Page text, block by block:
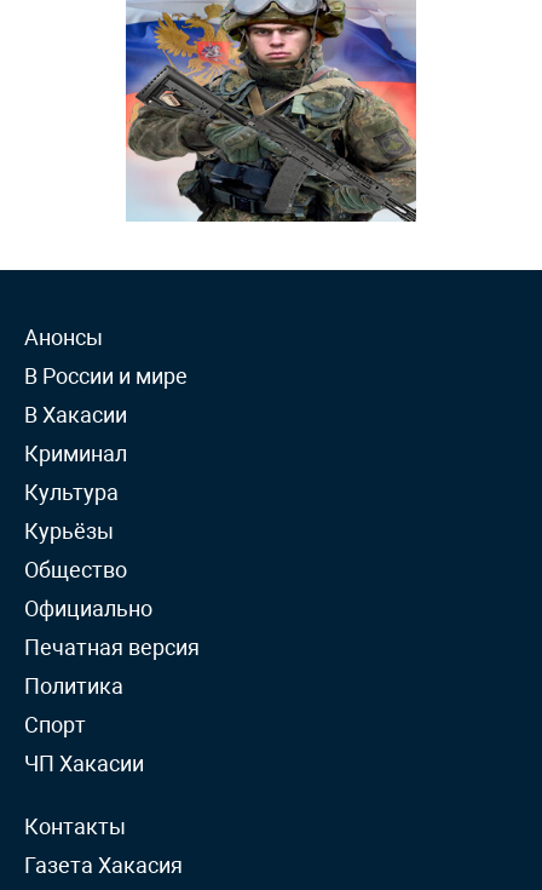
Анонсы
В России и мире
В Хакасии
Криминал
Культура
Курьёзы
Общество
Официально
Печатная версия
Политика
Спорт
ЧП Хакасии
Контакты
Газета Хакасия